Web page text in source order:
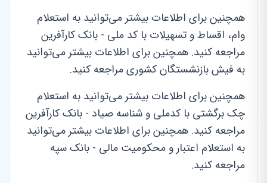
همچنین برای اطلاعات بیشتر می‌توانید به استعلام
وام، اقساط و تسهیلات با کد ملی - بانک کارآفرین
مراجعه کنید. همچنین برای اطلاعات بیشتر می‌توانید
به فیش بازنشستگان کشوری مراجعه کنید.
همچنین برای اطلاعات بیشتر می‌توانید به استعلام
چک برگشتی با کدملی و شناسه صیاد - بانک کارآفرین
مراجعه کنید. همچنین برای اطلاعات بیشتر می‌توانید
به استعلام اعتبار و محکومیت مالی - بانک سپه
مراجعه کنید.